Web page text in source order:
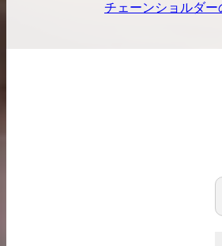
チェーンショルダー